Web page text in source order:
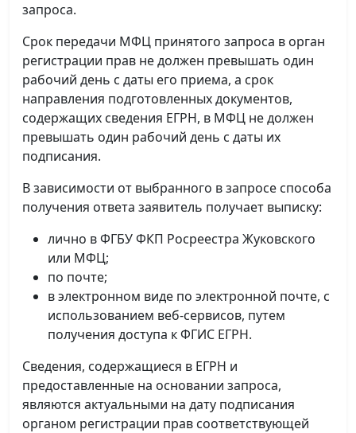
запроса.
Срок передачи МФЦ принятого запроса в орган
регистрации прав не должен превышать один
рабочий день с даты его приема, а срок
направления подготовленных документов,
содержащих сведения ЕГРН, в МФЦ не должен
превышать один рабочий день с даты их
подписания.
В зависимости от выбранного в запросе способа
получения ответа заявитель получает выписку:
лично в ФГБУ ФКП Росреестра Жуковского
или МФЦ;
по почте;
в электронном виде по электронной почте, с
использованием веб-сервисов, путем
получения доступа к ФГИС ЕГРН.
Сведения, содержащиеся в ЕГРН и
предоставленные на основании запроса,
являются актуальными на дату подписания
органом регистрации прав соответствующей